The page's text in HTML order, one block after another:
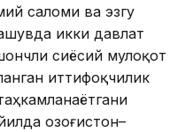
саломи ва эзгу
икки давлат
сиёсий мулоқот
иттифоқчилик
Қозоғистон–